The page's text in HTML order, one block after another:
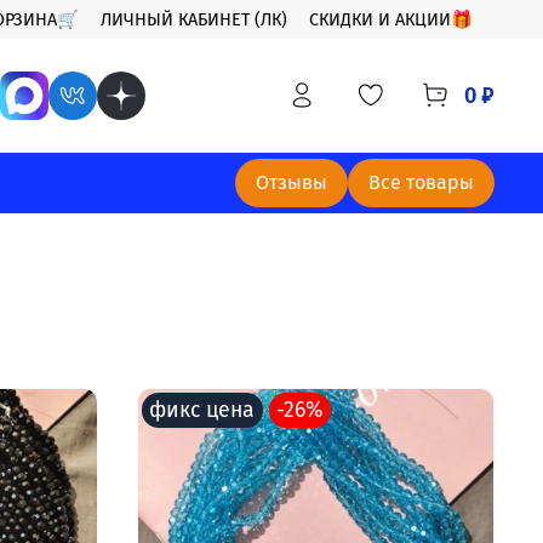
ЛИЧНЫЙ КАБИНЕТ (ЛК) СКИДКИ И АКЦИИ🎁
0 ₽
Отзывы Все товары
фикс цена -26%